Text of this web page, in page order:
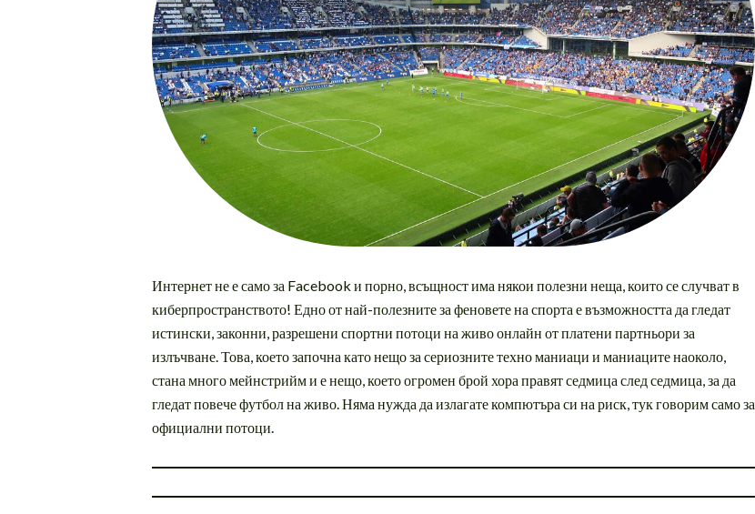
Интернет не е само за Facebook и порно, всъщност има някои полезни неща, които се случват в
киберпространството! Едно от най-полезните за феновете на спорта е възможността да гледат
истински, законни, разрешени спортни потоци на живо онлайн от платени партньори за
излъчване. Това, което започна като нещо за сериозните техно маниаци и маниаците наоколо,
стана много мейнстрийм и е нещо, което огромен брой хора правят седмица след седмица, за да
гледат повече футбол на живо. Няма нужда да излагате компютъра си на риск, тук говорим само за
официални потоци.